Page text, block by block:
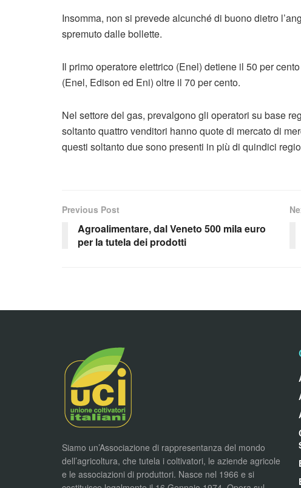
Insomma, non si prevede alcunché di buono dietro
spremuto dalle bollette.
Il primo operatore elettrico (Enel) detiene il 50 per
(Enel, Edison ed Eni) oltre il 70 per cento.
Nel settore del gas, prevalgono gli operatori su base
soltanto quattro venditori hanno quote di mercato di
questi soltanto due sono presenti in più di quindici
Previous Post
Agroalimentare, dal Veneto 500 mila euro
per la tutela dei prodotti
Siamo un’Associazione di rappresentanza del mondo
dell’agricoltura, che tutela i coltivatori, le aziende agricole
e le associazioni di produttori. Nasce nel 1966 e si